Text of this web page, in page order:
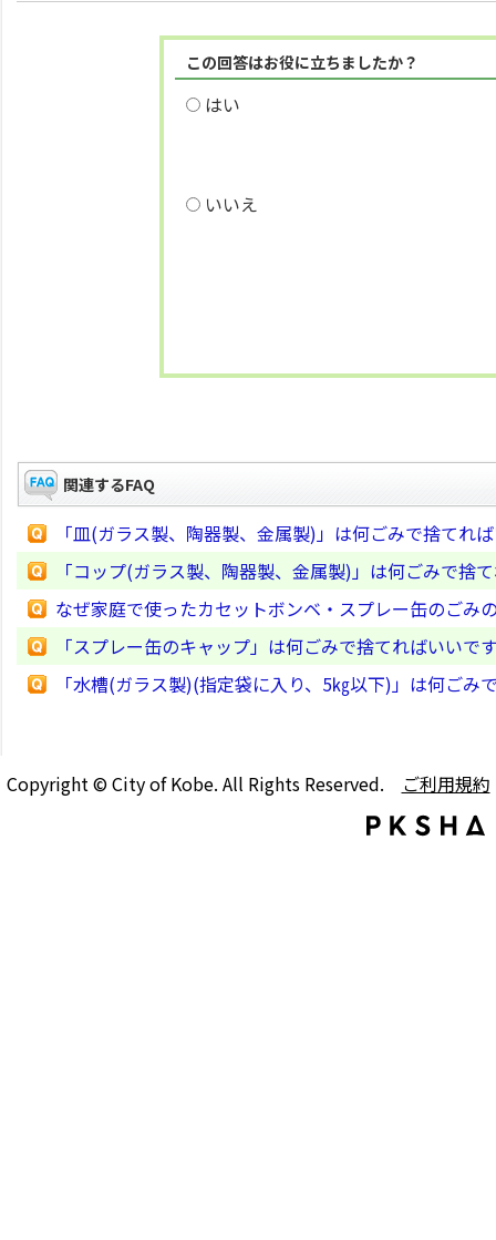
この回答はお役に立ちましたか？
はい
いいえ
関連するFAQ
「皿(ガラス製、陶器製、金属製)」は何ごみで捨てれ
「コップ(ガラス製、陶器製、金属製)」は何ごみで捨
なぜ家庭で使ったカセットボンベ・スプレー缶のごみ
「スプレー缶のキャップ」は何ごみで捨てればいいで
「水槽(ガラス製)(指定袋に入り、5㎏以下)」は何ごみ
Copyright © City of Kobe. All Rights Reserved. ご利用規約